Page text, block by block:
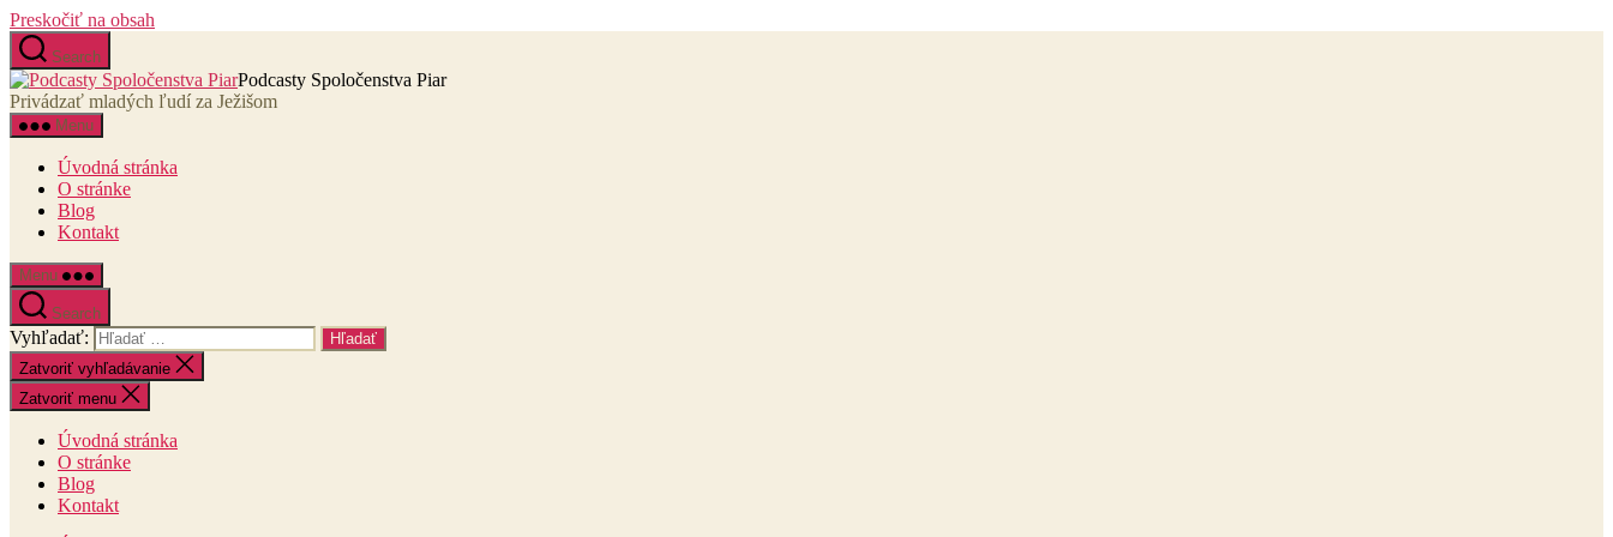
Preskočiť na obsah
Search
Podcasty Spoločenstva Piar
Privádzať mladých ľudí za Ježišom
Menu
Úvodná stránka
O stránke
Blog
Kontakt
Menu
Search
Vyhľadať:
Zatvoriť vyhľadávanie
Zatvoriť menu
Úvodná stránka
O stránke
Blog
Kontakt